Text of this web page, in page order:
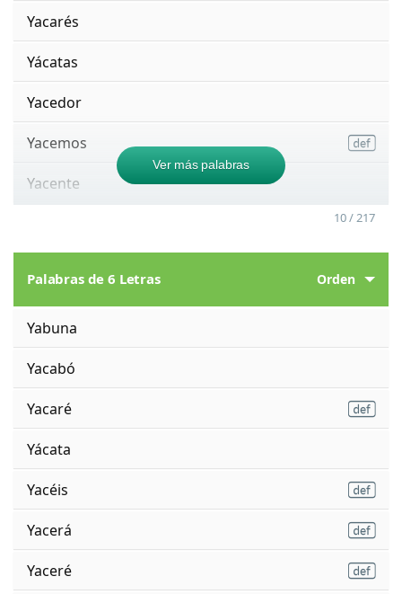
Yacarés
Yácatas
Yacedor
Yacemos
Yacente
Ver más palabras
10 / 217
Palabras de 6 Letras Orden
Yabuna
Yacabó
Yacaré
Yácata
Yacéis
Yacerá
Yaceré